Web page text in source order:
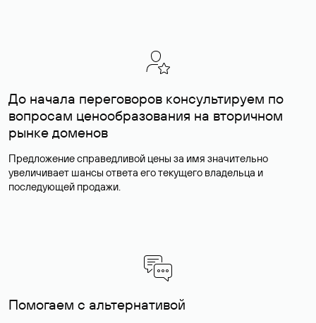
До начала переговоров консультируем по
вопросам ценообразования на вторичном
рынке доменов
Предложение справедливой цены за имя значительно
увеличивает шансы ответа его текущего владельца и
последующей продажи.
Помогаем с альтернативой